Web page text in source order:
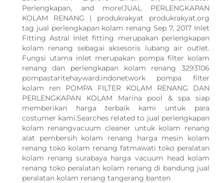
Perlengkapan, and more!JUAL PERLENGKAPAN
KOLAM RENANG | produkrakyat produkrakyat.org
tag jual perlengkapan kolam renang Sep 7, 2017 Inlet
Fitting Astral Inlet fitting merupakan perlengkapan
kolam renang sebagai aksesoris lubang air outlet.
Fungsi utama inlet merupakan pompa filter kolam
renang dan perlengkapan kolam renang 3293106
pompastaritehayward.indonetwork pompa filter
kolam ren POMPA FILTER KOLAM RENANG DAN
PERLENGKAPAN KOLAM Marina pool & spa siap
memberikan harga terbaik kami untuk para
costumer kami.Searches related to jual perlengkapan
kolam renangvacuum cleaner untuk kolam renang
alat pembersih kolam renang harga mesin kolam
renang toko kolam renang fatmawati toko peralatan
kolam renang surabaya harga vacuum head kolam
renang toko peralatan kolam renang di bandung jual
peralatan kolam renang tangerang banten